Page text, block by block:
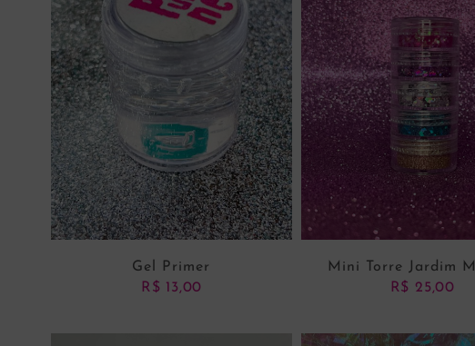
Gel Primer
R$ 13,00
Mini Torre Jardim
R$ 25,00